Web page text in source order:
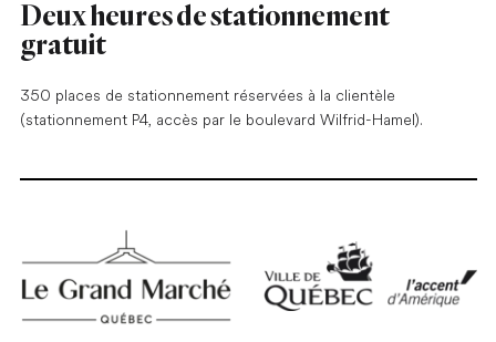
Deux heures de stationnement
gratuit
350 places de stationnement réservées à la clientèle
(stationnement P4, accès par le boulevard Wilfrid-Hamel).